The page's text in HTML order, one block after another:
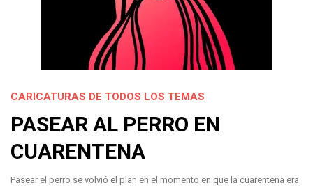
CARICATURAS DE TODOS LOS TEMAS
PASEAR AL PERRO EN
CUARENTENA
Pasear el perro se volvió el plan en el momento en que la cuarentena era